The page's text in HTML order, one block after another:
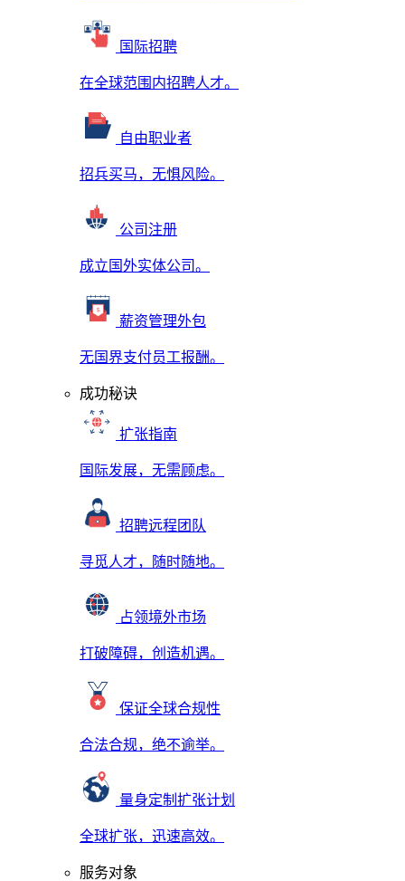
国际招聘
在全球范围内招聘人才。
自由职业者
招兵买马，无惧风险。
公司注册
成立国外实体公司。
薪资管理外包
无国界支付员工报酬。
成功秘诀
扩张指南
国际发展，无需顾虑。
招聘远程团队
寻觅人才，随时随地。
占领境外市场
打破障碍，创造机遇。
保证全球合规性
合法合规，绝不逾举。
量身定制扩张计划
全球扩张，迅速高效。
服务对象